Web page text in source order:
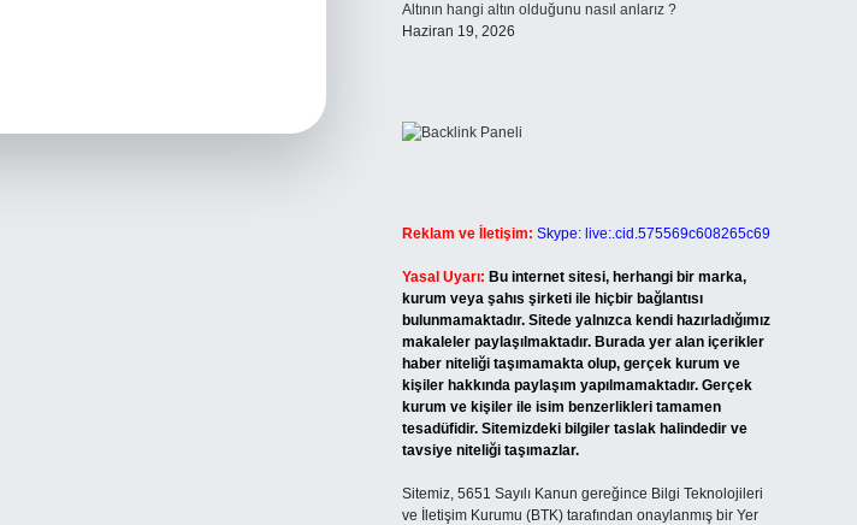
Altının hangi altın olduğunu nasıl anlarız ?
Haziran 19, 2026
Reklam ve İletişim: Skype: live:.cid.575569c608265c69
Yasal Uyarı: Bu internet sitesi, herhangi bir marka,
kurum veya şahıs şirketi ile hiçbir bağlantısı
bulunmamaktadır. Sitede yalnızca kendi hazırladığımız
makaleler paylaşılmaktadır. Burada yer alan içerikler
haber niteliği taşımamakta olup, gerçek kurum ve
kişiler hakkında paylaşım yapılmamaktadır. Gerçek
kurum ve kişiler ile isim benzerlikleri tamamen
tesadüfidir. Sitemizdeki bilgiler taslak halindedir ve
tavsiye niteliği taşımazlar.
Sitemiz, 5651 Sayılı Kanun gereğince Bilgi Teknolojileri
ve İletişim Kurumu (BTK) tarafından onaylanmış bir Yer